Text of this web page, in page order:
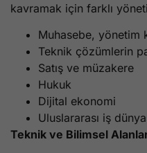
kavramak için farklı
Muhasebe, yönetim
Teknik çözümlerin
Satış ve müzakere
Hukuk
Dijital ekonomi
Uluslararası iş
Teknik ve Bilimsel